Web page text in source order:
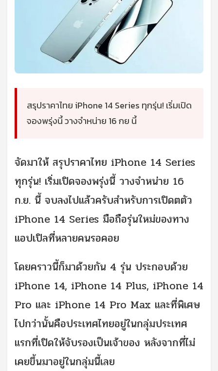
สรุปราคาไทย iPhone 14 Series ทุกรุ่น! เริ่มเปิด
จองพรุ่งนี้ วางจำหน่าย 16 กย นี้
จัดมาให้ สรุปราคาไทย iPhone 14 Series
ทุกรุ่น! เริ่มเปิดจองพรุ่งนี้ วางจำหน่าย 16
ก.ย. นี้ จบลงไปแล้วครับสำหรับการเปิดตตัว
iPhone 14 Series มือถือรุ่นใหม่ของทาง
แอปเปิลที่หลายคนรอคอย
โดยคราวนี้ก็มาด้วยกัน 4 รุ่น ประกอบด้วย
iPhone 14, iPhone 14 Plus, iPhone 14
Pro และ iPhone 14 Pro Max และที่พิเศษ
ไปกว่านั้นคือประเทศไทยอยู่ในกลุ่มประเทศ
แรกที่เปิดให้จับรองเป็นเจ้าของ หลังจากที่ไม่
เคยขึ้นมาอยู่ในกลุ่มนี้เลย